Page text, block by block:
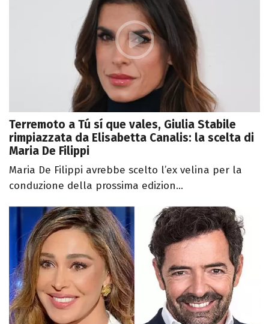
Terremoto a Tú sí que vales, Giulia Stabile
rimpiazzata da Elisabetta Canalis: la scelta di
Maria De Filippi
Maria De Filippi avrebbe scelto l’ex velina per la
conduzione della prossima edizion...